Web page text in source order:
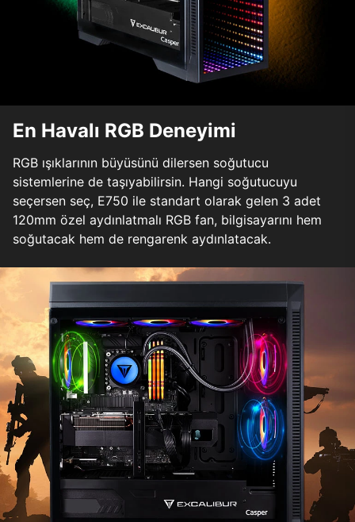
En Havalı RGB Deneyimi
RGB ışıklarının büyüsünü dilersen soğutucu
sistemlerine de taşıyabilirsin. Hangi soğutucuyu
seçersen seç, E750 ile standart olarak gelen 3 adet
120mm özel aydınlatmalı RGB fan, bilgisayarını hem
soğutacak hem de rengarenk aydınlatacak.